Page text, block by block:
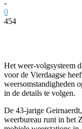
-
0
454
Het weer-volgsysteem
voor de Vierdaagse
weersomstandigheden
in de details te volgen.
De 43-jarige
weerbureau runt in het